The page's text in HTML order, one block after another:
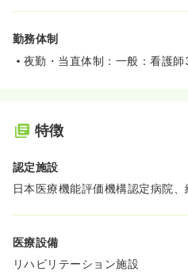
勤務体制
夜勤・当直体制：一般：看護
特徴
認定施設
日本医療機能評価機構認定病院
医療設備
リハビリテーション施設